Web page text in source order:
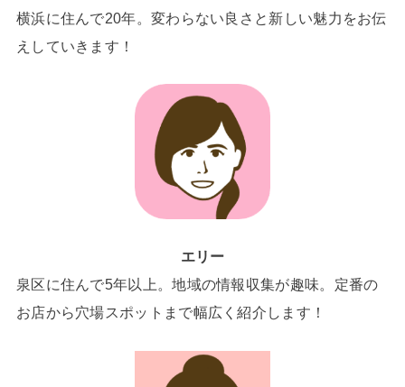
横浜に住んで20年。変わらない良さと新しい魅力をお伝
えしていきます！
エリー
泉区に住んで5年以上。地域の情報収集が趣味。定番の
お店から穴場スポットまで幅広く紹介します！